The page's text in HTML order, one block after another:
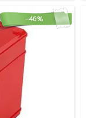
–46%